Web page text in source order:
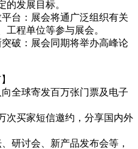
的发展目标。
台：展会将通广泛组织有关
程单位等参与展会。
破：展会同期将举办高峰论
全球寄发百万张门票及电子
次买家短信邀约，分享国内外
研讨会、新产品发布会等，